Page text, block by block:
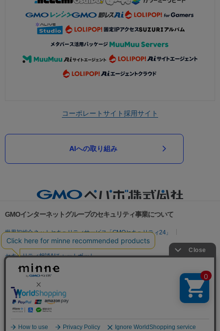
コーポレートサイト採用サイト
AIへの取り組み
GMOインターネットグループのセキュリティ事業について
世界初総合ネットセキュリティサービス「GMOセキュリティ24」
パスワード漏洩診断
Webサイトリスク診断
セキュリティ相談AIチャットボット
実在証明・盗聴対策
サイバー攻撃対策（GMO Flatt Security）
セキュリティ事業の軌跡